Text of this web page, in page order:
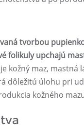
tvorbou
folikuly upchajú
kožný maz, mastná
dôležitú úlohu pri
kožného